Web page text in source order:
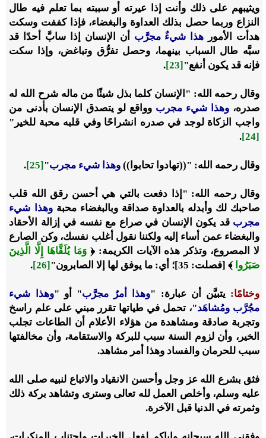
ويثيبهم على ذلك وأنت إذا عيرته أو سببته بما تعلم فيه طال
النزاع وربما حصل بذلك العداوة والبغضاء، فإذا كففت وسكت
هدأت الأمور هذا شيءٌ مجرَّب أن الإنسان إذا سابَّ أحدًا قد
سبَّه طال السباب بينهما، وحصل تفرُّق وتباغض، وإذا سكت
فإنه قد يكون أنفع"[23]
.
وقال رحمه الله: "الإنسان كلما بذل شيئًا من ماله شرح الله له
صدره،‌وهذا ‌شيء ‌مجرب وواقع لو يتصدق الإنسان بأدنى من
واجب الزكاة لوجد في صدره انشراحًا وفي قلبه محبة للخير"
[24]
.
وقال رحمه الله: "((تهادوا تحابوا)) ‌وهذا ‌شيء ‌مجرب"
[25]
.
وقال رحمه الله: "إذا دفعت بالتي هي أحسن رقق الله قلب
صاحبك لك وأبدله بالعداوة صداقة وبالبغضاء محبة‌وهذا ‌شيء
‌مجرب قد يكون الإنسان في صراع مع نفسه في إزالة الأحقاد
والبغضاء عمن أساء إليه ولكننا نقول أغلب نفسك، وكن الصارع
لا المصروع، وتذكر هذه الآيات الكريمة: ﴿ وَمَا يُلَقَّاهَا إِلَّا الَّذِينَ
صَبَرُوا ﴾ [فصلت: 35]؛ أي: ما يوفق لها إلا الصابرون" [26]
.
وختامًا: يتبيَّن أن عبارة: "وهذا أمرٌ مجرَّب" أو "‌وهذا ‌شيء
‌مجُرَّب ومُشاهَد"، تحمل في طياتها تقرر مبني على علم راسخ
وتجربة صادقة ومشاهدة من هؤلاء الأعلام أن الطاعات تجلب
الخير، وأن لزوم السنة سبب للبركة والاستقامة، وأن مخالفتها
سبب للحرمان والفساد وهذا أمر مشاهد.
فثق بشرع الله عز وجل وأحسن الانقياد والاتباع لنبيه صلى الله
عليه وسلم، وأخلص العمل لله تعالى وسترى وتشاهد بركة ذلك
وثمرته في الدنيا قبل الآخرة.